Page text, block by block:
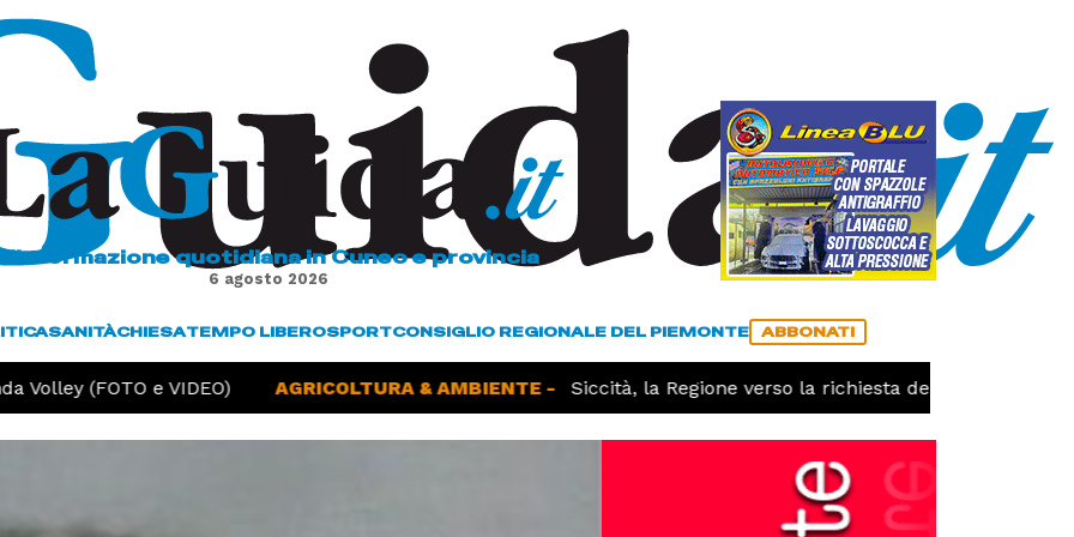
L'informazione quotidiana in Cuneo e provincia
6 agosto 2026
SANITÀCHIESATEMPO LIBEROSPORTCONSIGLIO REGIONALE DEL PIEMONTE ABBONATI
(FOTO e VIDEO) AGRICOLTURA & AMBIENTE - Siccità, la Regione verso la richiesta dello stato di